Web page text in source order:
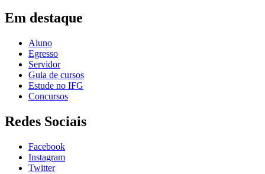
Em destaque
Aluno
Egresso
Servidor
Guia de cursos
Estude no IFG
Concursos
Redes Sociais
Facebook
Instagram
Twitter